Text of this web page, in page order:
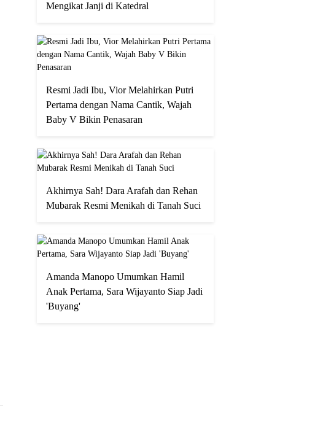
Mengikat Janji di Katedral
Resmi Jadi Ibu, Vior Melahirkan Putri
Pertama dengan Nama Cantik, Wajah
Baby V Bikin Penasaran
Akhirnya Sah! Dara Arafah dan Rehan
Mubarak Resmi Menikah di Tanah Suci
Amanda Manopo Umumkan Hamil
Anak Pertama, Sara Wijayanto Siap Jadi
'Buyang'